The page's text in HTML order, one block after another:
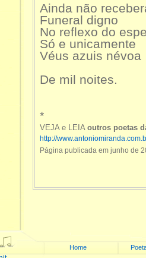
Ainda não
Funeral digno
No reflexo do
Só e unicamente
Véus azuis névoa
De mil noites.
*
VEJA e LEIA outros poetas
http://
Página publicada em junho de
Home